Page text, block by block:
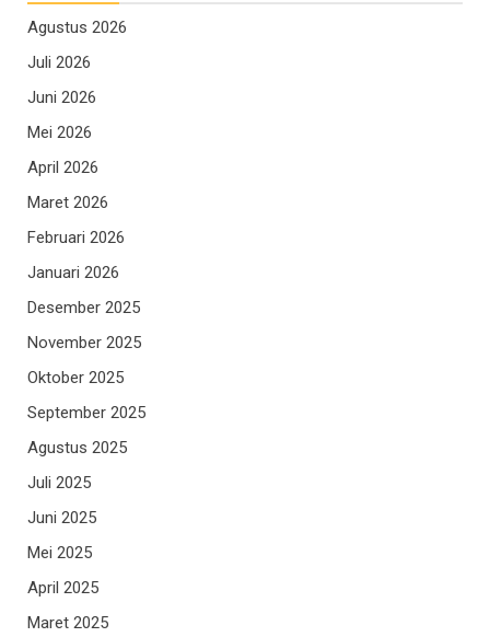
Agustus 2026
Juli 2026
Juni 2026
Mei 2026
April 2026
Maret 2026
Februari 2026
Januari 2026
Desember 2025
November 2025
Oktober 2025
September 2025
Agustus 2025
Juli 2025
Juni 2025
Mei 2025
April 2025
Maret 2025